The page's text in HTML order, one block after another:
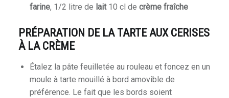
farine, 1/2 litre de lait10 cl de crème fraîche
PRÉPARATION DE LA TARTE AUX CERISES
À LA CRÈME
Étalez la pâte feuilletée au rouleau et foncez en un
moule à tarte mouillé à bord amovible de
préférence. Le fait que les bords soient